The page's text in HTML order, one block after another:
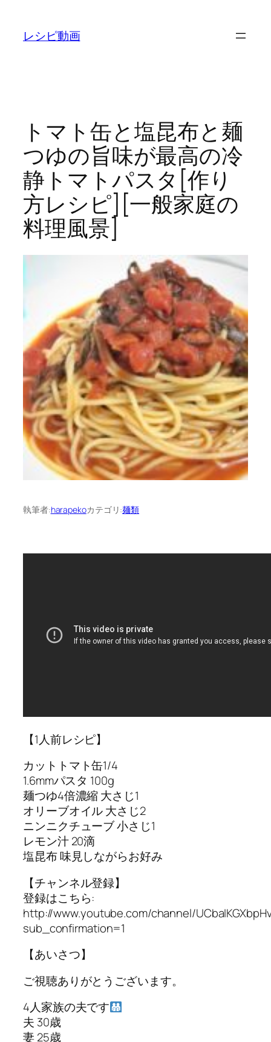
レシピ動画
トマト缶と塩昆布と麺
つゆの旨味が最高の冷
静トマトパスタ[作り
方レシピ][一般家庭の
料理風景]
執筆者:harapekoカテゴリ:麺類
【1人前レシピ】
カットトマト缶1/4
1.6mmパスタ 100g
麺つゆ4倍濃縮 大さじ1
オリーブオイル 大さじ2
ニンニクチューブ 小さじ1
レモン汁 20滴
塩昆布 味見しながらお好み
【チャンネル登録】
登録はこちら:
http://www.youtube.com/channel/
sub_confirmation=1
【あいさつ】
ご視聴ありがとうございます。
4人家族の夫です
夫 30歳
妻 25歳